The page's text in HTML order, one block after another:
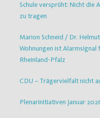
Schule versprüht: Nicht die
zu tragen
Marion Schneid / Dr.
Wohnungen ist
Rheinland-Pfalz
CDU – Trägervielfalt nicht
Plenarinitiativen Januar